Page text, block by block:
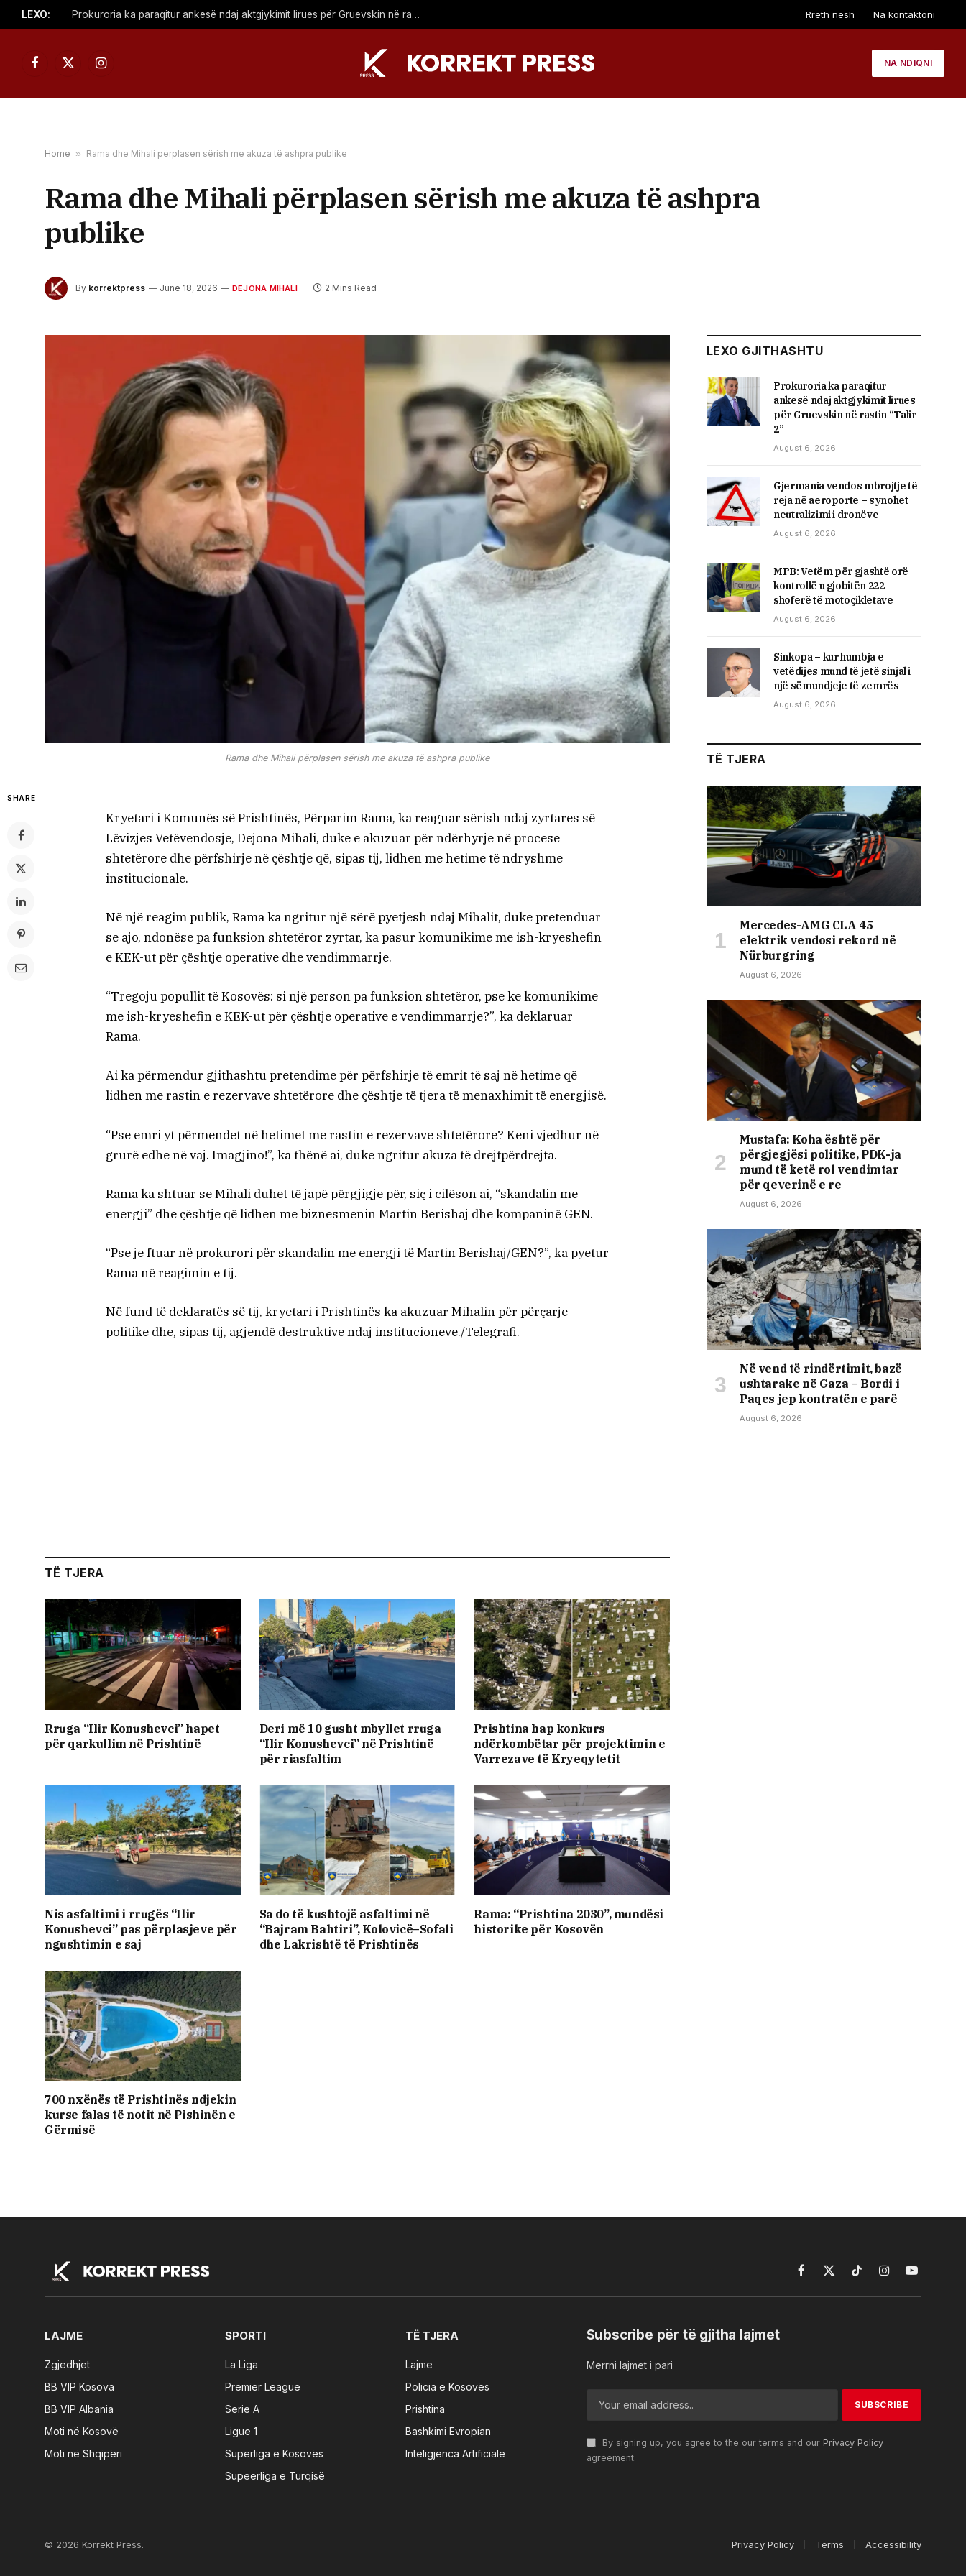
LEXO: Prokuroria ka paraqitur ankesë ndaj aktgjykimit lirues për Gruevskin në rastin “Talir 2” Rreth nesh Na kontaktoni
Facebook
X
Instagram
NA NDIQNI
Home » Rama dhe Mihali përplasen sërish me akuza të ashpra publike
Rama dhe Mihali përplasen sërish me akuza të ashpra
publike
By korrektpress June 18, 2026 DEJONA MIHALI 2 Mins Read
Rama dhe Mihali përplasen sërish me akuza të ashpra publike
SHARE
Kryetari i Komunës së Prishtinës, Përparim Rama, ka reaguar sërish ndaj zyrtares së
Lëvizjes Vetëvendosje, Dejona Mihali, duke e akuzuar për ndërhyrje në procese
shtetërore dhe përfshirje në çështje që, sipas tij, lidhen me hetime të ndryshme
institucionale.
Në një reagim publik, Rama ka ngritur një sërë pyetjesh ndaj Mihalit, duke pretenduar
se ajo, ndonëse pa funksion shtetëror zyrtar, ka pasur komunikime me ish-kryeshefin
e KEK-ut për çështje operative dhe vendimmarrje.
“Tregoju popullit të Kosovës: si një person pa funksion shtetëror, pse ke komunikime
me ish-kryeshefin e KEK-ut për çështje operative e vendimmarrje?”, ka deklaruar
Rama.
Ai ka përmendur gjithashtu pretendime për përfshirje të emrit të saj në hetime që
lidhen me rastin e rezervave shtetërore dhe çështje të tjera të menaxhimit të energjisë.
“Pse emri yt përmendet në hetimet me rastin e rezervave shtetërore? Keni vjedhur në
grurë edhe në vaj. Imagjino!”, ka thënë ai, duke ngritur akuza të drejtpërdrejta.
Rama ka shtuar se Mihali duhet të japë përgjigje për, siç i cilëson ai, “skandalin me
energji” dhe çështje që lidhen me biznesmenin Martin Berishaj dhe kompaninë GEN.
“Pse je ftuar në prokurori për skandalin me energji të Martin Berishaj/GEN?”, ka pyetur
Rama në reagimin e tij.
Në fund të deklaratës së tij, kryetari i Prishtinës ka akuzuar Mihalin për përçarje
politike dhe, sipas tij, agjendë destruktive ndaj institucioneve./Telegrafi.
TË TJERA
Rruga “Ilir Konushevci” hapet
për qarkullim në Prishtinë
Deri më 10 gusht mbyllet rruga
“Ilir Konushevci” në Prishtinë
për riasfaltim
Prishtina hap konkurs
ndërkombëtar për projektimin e
Varrezave të Kryeqytetit
Nis asfaltimi i rrugës “Ilir
Konushevci” pas përplasjeve për
ngushtimin e saj
Sa do të kushtojë asfaltimi në
“Bajram Bahtiri”, Kolovicë–Sofali
dhe Lakrishtë të Prishtinës
Rama: “Prishtina 2030”, mundësi
historike për Kosovën
700 nxënës të Prishtinës ndjekin
kurse falas të notit në Pishinën e
Gërmisë
LEXO GJITHASHTU
Prokuroria ka paraqitur
ankesë ndaj aktgjykimit lirues
për Gruevskin në rastin “Talir
2”
August 6, 2026
Gjermania vendos mbrojtje të
reja në aeroporte – synohet
neutralizimi i dronëve
August 6, 2026
MPB: Vetëm për gjashtë orë
kontrollë u gjobitën 222
shoferë të motoçikletave
August 6, 2026
Sinkopa – kur humbja e
vetëdijes mund të jetë sinjal i
një sëmundjeje të zemrës
August 6, 2026
TË TJERA
Mercedes-AMG CLA 45
elektrik vendosi rekord në
Nürburgring
August 6, 2026
Mustafa: Koha është për
përgjegjësi politike, PDK-ja
mund të ketë rol vendimtar
për qeverinë e re
August 6, 2026
Në vend të rindërtimit, bazë
ushtarake në Gaza – Bordi i
Paqes jep kontratën e parë
August 6, 2026
Facebook
X
TikTokInstagramYouTube
LAJME
Zgjedhjet
BB VIP Kosova
BB VIP Albania
Moti në Kosovë
Moti në Shqipëri
SPORTI
La Liga
Premier League
Serie A
Ligue 1
Superliga e Kosovës
Supeerliga e Turqisë
TË TJERA
Lajme
Policia e Kosovës
Prishtina
Bashkimi Evropian
Inteligjenca Artificiale
Subscribe për të gjitha lajmet
Merrni lajmet i pari
By signing up, you agree to the our terms and our Privacy Policy
agreement.
© 2026 Korrekt Press. Privacy Policy Terms Accessibility